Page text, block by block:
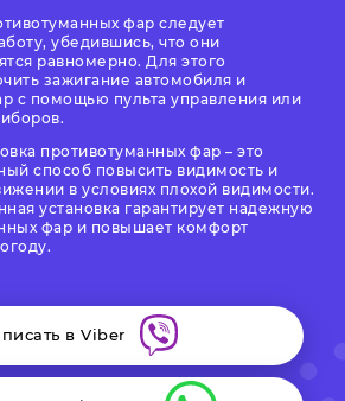
фар следует
убедившись, что они
равномерно. Для этого
зажигание автомобиля и
с помощью пульта управления или
противотуманных фар – это
способ повысить видимость и
в условиях плохой видимости.
установка гарантирует надежную
фар и повышает комфорт
в Viber